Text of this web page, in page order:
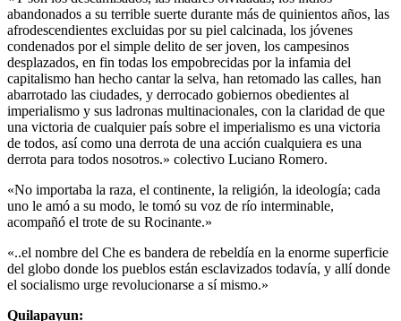
abandonados a su terrible suerte durante más de quinientos años, las
afrodescendientes excluidas por su piel calcinada, los jóvenes
condenados por el simple delito de ser joven, los campesinos
desplazados, en fin todas los empobrecidas por la infamia del
capitalismo han hecho cantar la selva, han retomado las calles, han
abarrotado las ciudades, y derrocado gobiernos obedientes al
imperialismo y sus ladronas multinacionales, con la claridad de que
una victoria de cualquier país sobre el imperialismo es una victoria
de todos, así como una derrota de una acción cualquiera es una
derrota para todos nosotros.» colectivo Luciano Romero.
«No importaba la raza, el continente, la religión, la ideología; cada
uno le amó a su modo, le tomó su voz de río interminable,
acompañó el trote de su Rocinante.»
«..el nombre del Che es bandera de rebeldía en la enorme superficie
del globo donde los pueblos están esclavizados todavía, y allí donde
el socialismo urge revolucionarse a sí mismo.»
Quilapayun: